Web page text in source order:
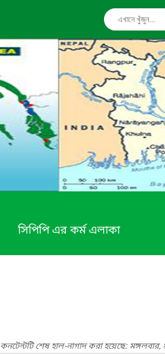
সিপিপি এর কর্ম এলাকা
কনটেন্টটি শেষ হাল-নাগাদ করা হয়েছে: